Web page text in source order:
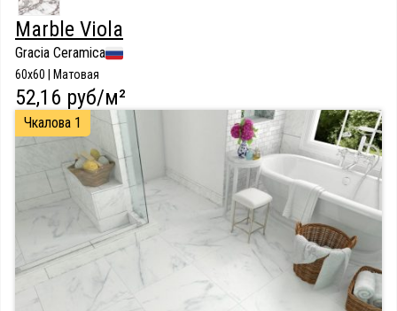
Marble Viola
Gracia Ceramica
60x60 | Матовая
52,16 руб/м²
Чкалова 1